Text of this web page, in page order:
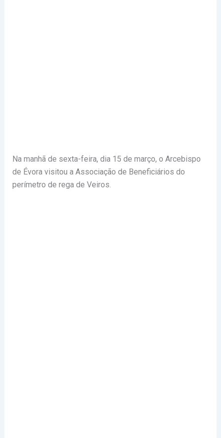
Na manhã de sexta-feira, dia 15 de março, o Arcebispo
de Évora visitou a Associação de Beneficiários do
perímetro de rega de Veiros.